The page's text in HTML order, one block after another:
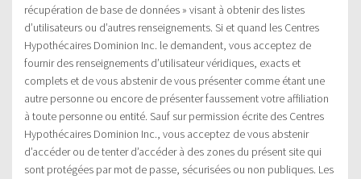
récupération de base de données » visant à obtenir des listes
d’utilisateurs ou d’autres renseignements. Si et quand les Centres
Hypothécaires Dominion Inc. le demandent, vous acceptez de
fournir des renseignements d’utilisateur véridiques, exacts et
complets et de vous abstenir de vous présenter comme étant une
autre personne ou encore de présenter faussement votre affiliation
à toute personne ou entité. Sauf sur permission écrite des Centres
Hypothécaires Dominion Inc., vous acceptez de vous abstenir
d’accéder ou de tenter d’accéder à des zones du présent site qui
sont protégées par mot de passe, sécurisées ou non publiques. Les